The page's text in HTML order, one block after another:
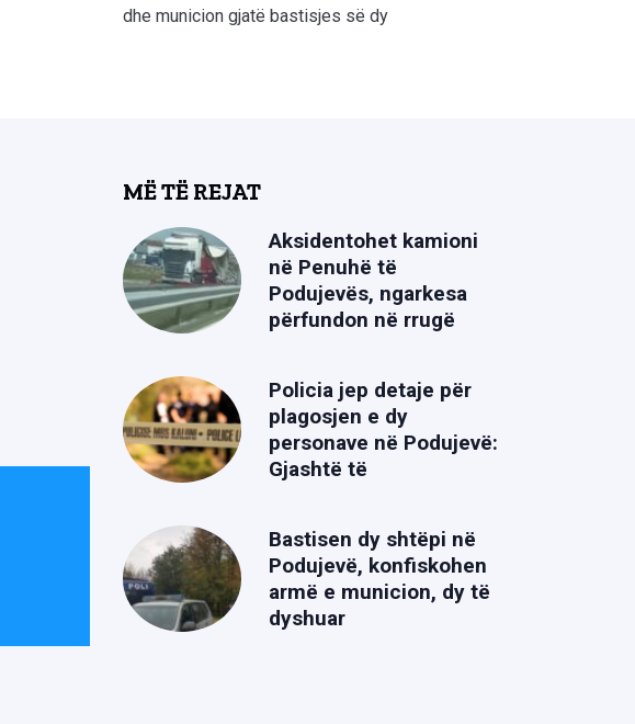
dhe municion gjatë bastisjes së dy
MË TË REJAT
Aksidentohet kamioni
në Penuhë të
Podujevës, ngarkesa
përfundon në rrugë
Policia jep detaje për
plagosjen e dy
personave në Podujevë:
Gjashtë të
Bastisen dy shtëpi në
Podujevë, konfiskohen
armë e municion, dy të
dyshuar